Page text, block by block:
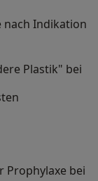
nach Indikation
Plastik" bei
Prophylaxe bei